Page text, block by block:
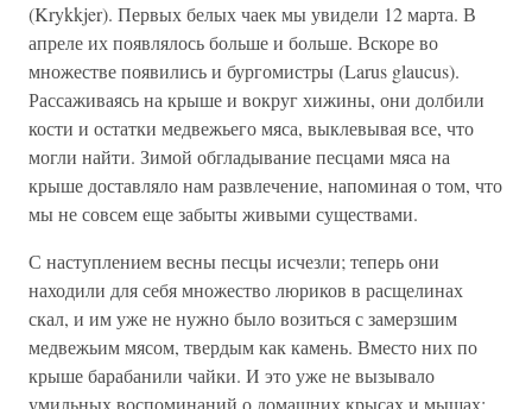
(Krykkjer). Первых белых чаек мы увидели 12 марта. В
апреле их появлялось больше и больше. Вскоре во
множестве появились и бургомистры (Larus glaucus).
Рассаживаясь на крыше и вокруг хижины, они долбили
кости и остатки медвежьего мяса, выклевывая все, что
могли найти. Зимой обгладывание песцами мяса на
крыше доставляло нам развлечение, напоминая о том, что
мы не совсем еще забыты живыми существами.
С наступлением весны песцы исчезли; теперь они
находили для себя множество люриков в расщелинах
скал, и им уже не нужно было возиться с замерзшим
медвежьим мясом, твердым как камень. Вместо них по
крыше барабанили чайки. И это уже не вызывало